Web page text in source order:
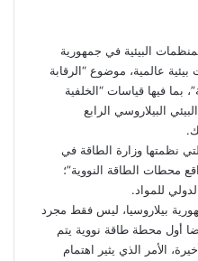
البيئية في جمهورية
عالمية، موضوع “الرقابة
بما فيها قياسات “الخلفية
البيلاروسي الرابع
نظمتها وزارة الطاقة في
محطات الطاقة النووية”؛
للمواد.
بيلاروسيا، ليس فقط مجرد
أول محطة طاقة نووية يتم
الأمر الذي يثير اهتمام